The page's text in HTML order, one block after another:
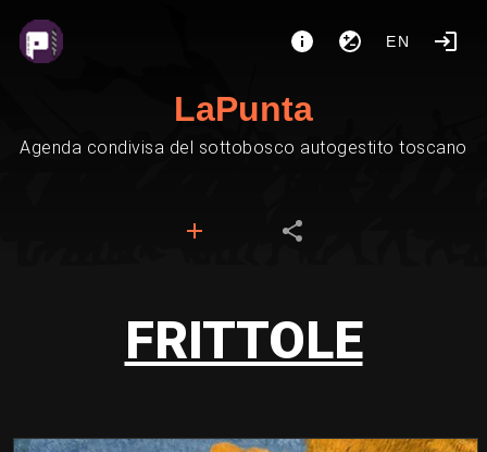
EN
LaPunta
Agenda condivisa del sottobosco autogestito toscano
FRITTOLE